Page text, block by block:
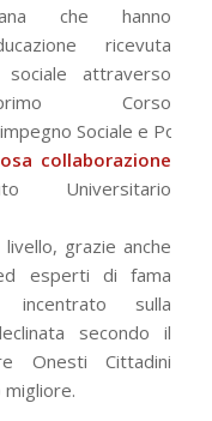
che hanno
ricevuta
attraverso
Corso
Sociale e
collaborazione
grazie anche
esperti di fama
incentrato sulla
secondo il
Onesti Cittadini